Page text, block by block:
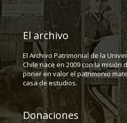
El archivo
El Archivo Patrimonial de la
Chile nace en 2009 con la misión
poner en valor el patrimonio
casa de estudios.
Donaciones